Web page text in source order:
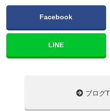
Facebook
LINE
ブログ